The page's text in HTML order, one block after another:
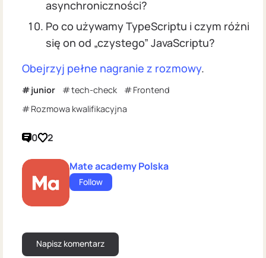
asynchroniczności?
Po co używamy TypeScriptu i czym różni
się on od „czystego” JavaScriptu?
Obejrzyj pełne nagranie z rozmowy.
junior tech-check
Frontend
Rozmowa kwalifikacyjna
0 2
Mate academy Polska
Follow